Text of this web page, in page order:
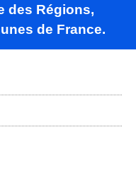
des Régions,
de France.